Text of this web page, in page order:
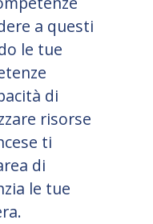
a questi
le tue
di
risorse
ti
di
le tue